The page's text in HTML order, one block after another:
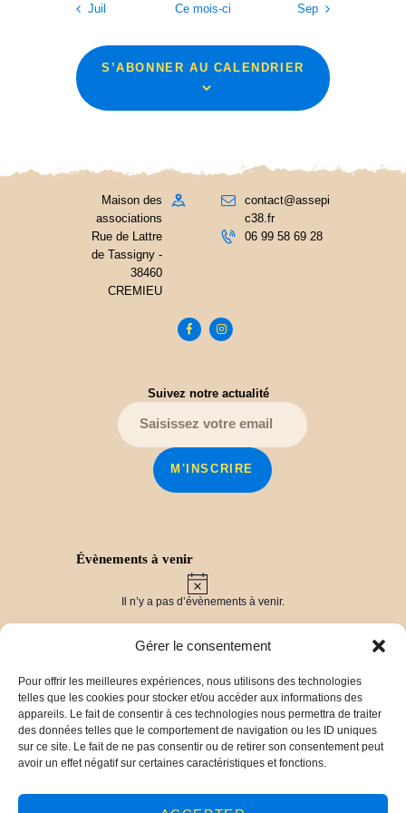
Gérer le consentement
Pour offrir les meilleures expériences, nous utilisons des technologies
telles que les cookies pour stocker et/ou accéder aux informations des
appareils. Le fait de consentir à ces technologies nous permettra de traiter
des données telles que le comportement de navigation ou les ID uniques
sur ce site. Le fait de ne pas consentir ou de retirer son consentement peut
avoir un effet négatif sur certaines caractéristiques et fonctions.
v
i
n
É
m
e
t
s
s
v
n
m
e
n
t
e
É
v
è
e
Juil Ce mois-ci Sep
S’ABONNER AU CALENDRIER
Maison des
associations
Rue de Lattre
de Tassigny -
38460
CREMIEU
contact@assepi
c38.fr
06 99 58 69 28
Suivez notre actualité
Évènements à venir
N
o
t
i
e
Il n’y a pas d’évènements à venir.
Derniers travaux
Vers un label « Pays d’Art et d’Histoire » pour
les Balcons du Dauphiné !
30 mars 2025
Chronique Ollivet : vers la publication d’un livre !
29 mars 2025
Panossas (38)
23 décembre 2024